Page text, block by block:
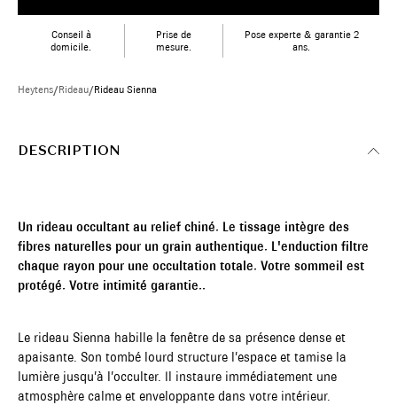
Conseil à
domicile.
Prise de
mesure.
Pose experte & garantie 2
ans.
Heytens/Rideau/Rideau Sienna
DESCRIPTION
Un rideau occultant au relief chiné. Le tissage intègre des
fibres naturelles pour un grain authentique. L'enduction filtre
chaque rayon pour une occultation totale. Votre sommeil est
protégé. Votre intimité garantie..
Le rideau Sienna habille la fenêtre de sa présence dense et
apaisante. Son tombé lourd structure l’espace et tamise la
lumière jusqu’à l’occulter. Il instaure immédiatement une
atmosphère calme et enveloppante dans votre intérieur.